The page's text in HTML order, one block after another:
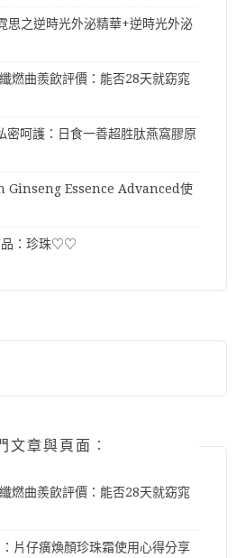
之逆時光外泌精華+逆時光外泌
曲羨飲評價：能否28天就窈窕
呵護：日食一善超胜肽燕窩膠原
Essence Advanced使
：珍珠♡♡
文章與頁面︰
曲羨飲評價：能否28天就窈窕
片仔癀煥顏珍珠霜使用心得分享